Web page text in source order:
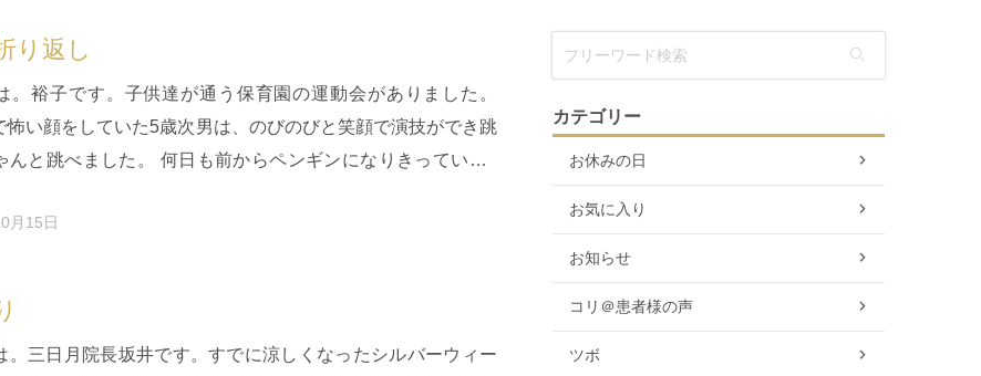
り返し
。裕子です。子供達が通う保育園の運動会がありました。
怖い顔をしていた5歳次男は、のびのびと笑顔で演技ができ跳
んと跳べました。 何日も前からペンギンになりきっていた2
月15日
。三日月院長坂井です。すでに涼しくなったシルバーウィー
カテゴリー
お休みの日
お気に入り
お知らせ
コリ＠患者様の声
ツボ